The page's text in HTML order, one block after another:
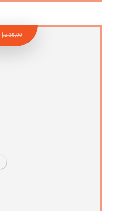
10,00 د.إ